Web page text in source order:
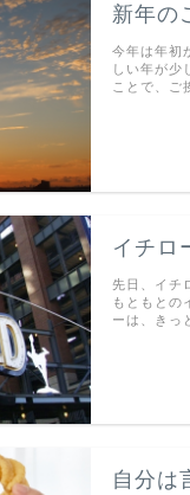
新年の
今年は年初
しい年が少
ことで、
イチロ
先日、イチ
もともとの
ーは、きっ
自分は